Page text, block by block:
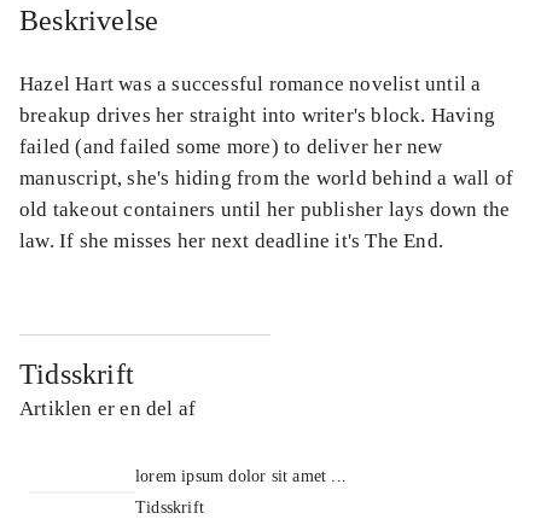
Beskrivelse
Hazel Hart was a successful romance novelist until a
breakup drives her straight into writer's block. Having
failed (and failed some more) to deliver her new
manuscript, she's hiding from the world behind a wall of
old takeout containers until her publisher lays down the
law. If she misses her next deadline it's The End.
Tidsskrift
Artiklen er en del af
lorem ipsum dolor sit amet ...
Tidsskrift